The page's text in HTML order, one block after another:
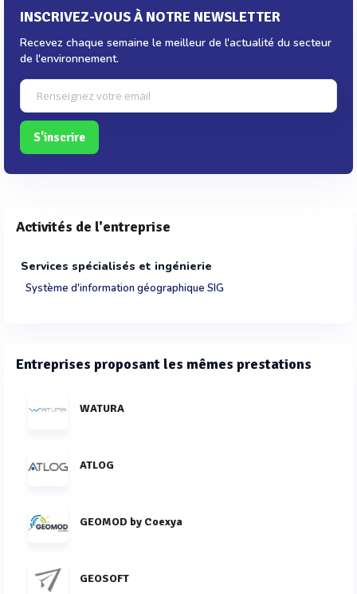
INSCRIVEZ-VOUS À NOTRE NEWSLETTER
Recevez chaque semaine le meilleur de l'actualité du secteur
de l'environnement.
S'inscrire
Activités de l'entreprise
Services spécialisés et ingénierie
Système d'information géographique SIG
Entreprises proposant les mêmes prestations
WATURA
ATLOG
GEOMOD by Coexya
GEOSOFT